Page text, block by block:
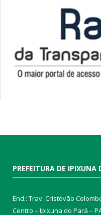
PREFEITURA DE IPIXUNA
End.: Trav. Cristóvão
Centro – Ipixuna do Pará –